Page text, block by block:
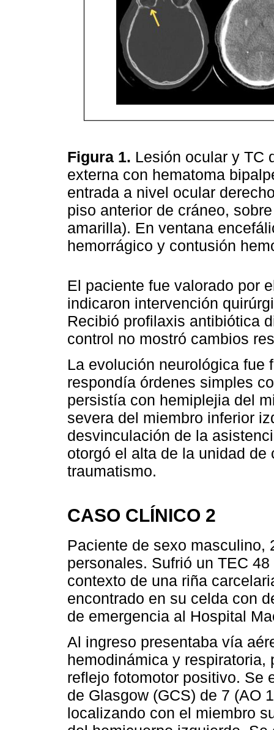
Figura 1. Lesión ocular y TC
externa con hematoma
entrada a nivel ocular
piso anterior de cráneo,
amarilla). En ventana
hemorrágico y contusión
El paciente fue valorado por
indicaron intervención
Recibió profilaxis antibiótica
control no mostró cambios
La evolución neurológica fue
respondía órdenes simples
persistía con hemiplejia del
severa del miembro inferior
desvinculación de la
otorgó el alta de la unidad
traumatismo.
CASO CLÍNICO 2
Paciente de sexo masculino,
personales. Sufrió un TEC
contexto de una riña
encontrado en su celda con
de emergencia al Hospital
Al ingreso presentaba vía
hemodinámica y
reflejo fotomotor positivo. Se
de Glasgow (GCS) de 7 (AO
localizando con el miembro